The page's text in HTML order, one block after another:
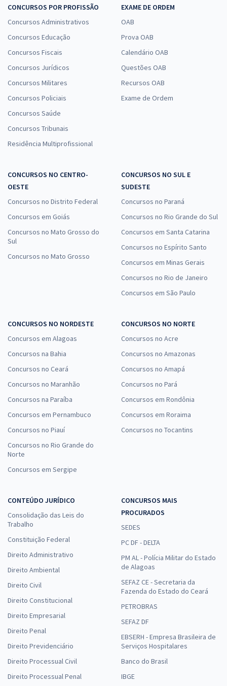
CONCURSOS POR PROFISSÃO
Concursos Administrativos
Concursos Educação
Concursos Fiscais
Concursos Jurídicos
Concursos Militares
Concursos Policiais
Concursos Saúde
Concursos Tribunais
Residência Multiprofissional
EXAME DE ORDEM
OAB
Prova OAB
Calendário OAB
Questões OAB
Recursos OAB
Exame de Ordem
CONCURSOS NO CENTRO-
OESTE
Concursos no Distrito Federal
Concursos em Goiás
Concursos no Mato Grosso do
Sul
Concursos no Mato Grosso
CONCURSOS NO SUL E
SUDESTE
Concursos no Paraná
Concursos no Rio Grande do Sul
Concursos em Santa Catarina
Concursos no Espírito Santo
Concursos em Minas Gerais
Concursos no Rio de Janeiro
Concursos em São Paulo
CONCURSOS NO NORDESTE
Concursos em Alagoas
Concursos na Bahia
Concursos no Ceará
Concursos no Maranhão
Concursos na Paraíba
Concursos em Pernambuco
Concursos no Piauí
Concursos no Rio Grande do
Norte
Concursos em Sergipe
CONCURSOS NO NORTE
Concursos no Acre
Concursos no Amazonas
Concursos no Amapá
Concursos no Pará
Concursos em Rondônia
Concursos em Roraima
Concursos no Tocantins
CONTEÚDO JURÍDICO
Consolidação das Leis do
Trabalho
Constituição Federal
Direito Administrativo
Direito Ambiental
Direito Civil
Direito Constitucional
Direito Empresarial
Direito Penal
Direito Previdenciário
Direito Processual Civil
Direito Processual Penal
CONCURSOS MAIS
PROCURADOS
SEDES
PC DF - DELTA
PM AL - Polícia Militar do Estado
de Alagoas
SEFAZ CE - Secretaria da
Fazenda do Estado do Ceará
PETROBRAS
SEFAZ DF
EBSERH - Empresa Brasileira de
Serviços Hospitalares
Banco do Brasil
IBGE